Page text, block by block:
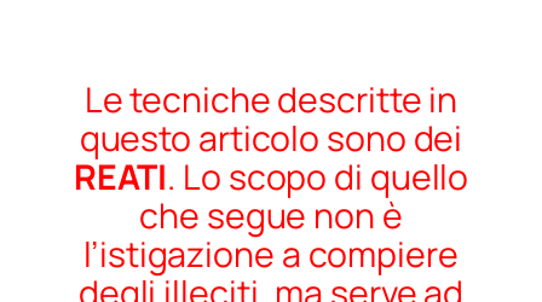
Le tecniche descritte in
questo articolo sono dei
REATI. Lo scopo di quello
che segue non è
l’istigazione a compiere